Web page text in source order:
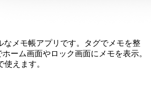
なメモ帳アプリです。タグでメモを整
ーム画面やロック画面にメモを表示。
使えます。